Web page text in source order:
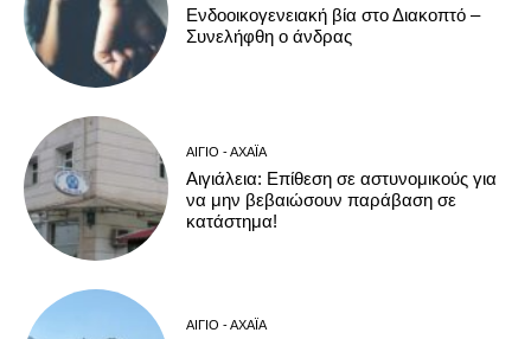
Ενδοοικογενειακή βία στο Διακοπτό –
Συνελήφθη ο άνδρας
ΑΊΓΙΟ - ΑΧΑΪ́Α
Αιγιάλεια: Επίθεση σε αστυνομικούς για
να μην βεβαιώσουν παράβαση σε
κατάστημα!
ΑΊΓΙΟ - ΑΧΑΪ́Α